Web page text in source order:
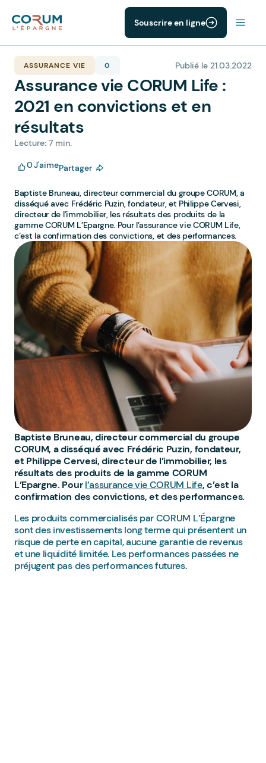
Souscrire en ligne
ASSURANCE VIE 0 Publié le 21.03.2022
Assurance vie CORUM Life :
2021 en convictions et en
résultats
Lecture: 7 min.
0J'aimePartager
Baptiste Bruneau, directeur commercial du groupe CORUM, a
disséqué avec Frédéric Puzin, fondateur, et Philippe Cervesi,
directeur de l’immobilier, les résultats des produits de la
gamme CORUM L’Epargne. Pour l’assurance vie CORUM Life,
c’est la confirmation des convictions, et des performances.
Baptiste Bruneau, directeur commercial du groupe
CORUM, a disséqué avec Frédéric Puzin, fondateur,
et Philippe Cervesi, directeur de l’immobilier, les
résultats des produits de la gamme CORUM
L’Epargne. Pourl’assurance vie CORUM Life, c’est la
confirmation des convictions, et des performances.
Les produits commercialisés par CORUM L’Épargne
sont des investissements long terme qui présentent un
risque de perte en capital, aucune garantie de revenus
et une liquidité limitée. Les performances passées ne
préjugent pas des performances futures.